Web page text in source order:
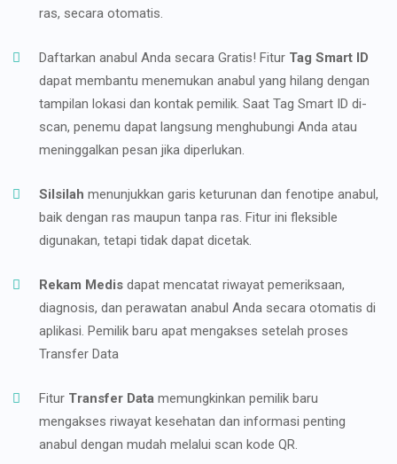
ras, secara otomatis.
Daftarkan anabul Anda secara Gratis! Fitur Tag Smart ID
dapat membantu menemukan anabul yang hilang dengan
tampilan lokasi dan kontak pemilik. Saat Tag Smart ID di-
scan, penemu dapat langsung menghubungi Anda atau
meninggalkan pesan jika diperlukan.
Silsilah menunjukkan garis keturunan dan fenotipe anabul,
baik dengan ras maupun tanpa ras. Fitur ini fleksible
digunakan, tetapi tidak dapat dicetak.
Rekam Medis dapat mencatat riwayat pemeriksaan,
diagnosis, dan perawatan anabul Anda secara otomatis di
aplikasi. Pemilik baru apat mengakses setelah proses
Transfer Data
Fitur Transfer Data memungkinkan pemilik baru
mengakses riwayat kesehatan dan informasi penting
anabul dengan mudah melalui scan kode QR.